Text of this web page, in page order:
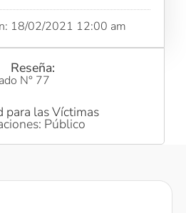
18/02/2021 12:00 am
Reseña:
N° 77
para las Víctimas
Público